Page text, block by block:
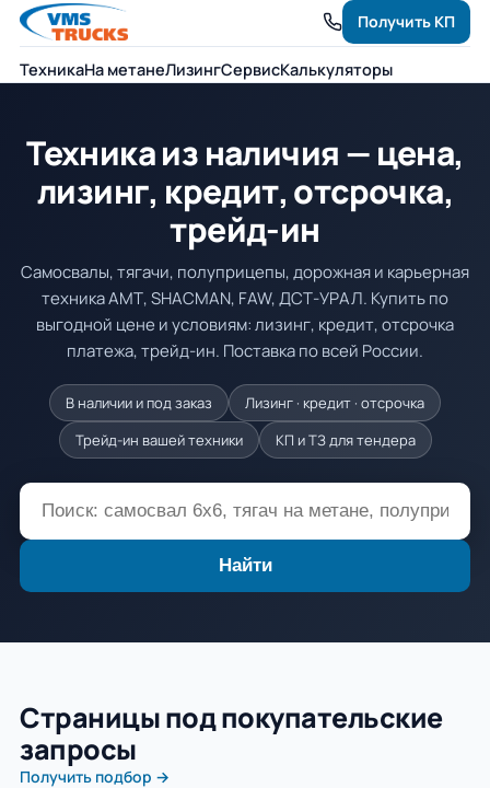
ТехникаНа метанеЛизингСервисКалькуляторы
Получить КП
Техника из наличия — цена,
лизинг, кредит, отсрочка,
трейд-ин
Самосвалы, тягачи, полуприцепы, дорожная и карьерная
техника АМТ, SHACMAN, FAW, ДСТ-УРАЛ. Купить по
выгодной цене и условиям: лизинг, кредит, отсрочка
платежа, трейд-ин. Поставка по всей России.
В наличии и под заказ
Лизинг · кредит · отсрочка
Трейд-ин вашей техники
КП и ТЗ для тендера
Найти
Страницы под покупательские
запросы
Получить подбор →